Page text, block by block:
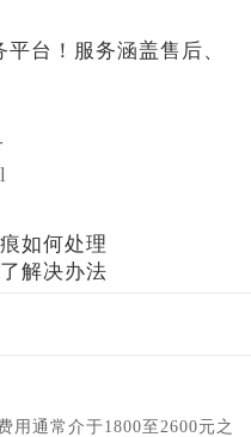
如何处理
解决办法
用通常介于1800至2600元之